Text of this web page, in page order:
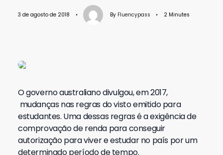
3 de agosto de 2018 • By Fluencypass • 2 Minutes
O governo australiano divulgou, em 2017,
mudanças nas regras do visto emitido para
estudantes. Uma dessas regras é a exigência de
comprovação de renda para conseguir
autorização para viver e estudar no país por um
determinado período de tempo.